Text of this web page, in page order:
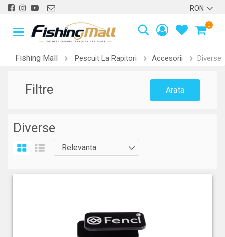
0
Fishing Mall Pescuit La Rapitori Accesorii Diverse
Filtre Arata
Diverse